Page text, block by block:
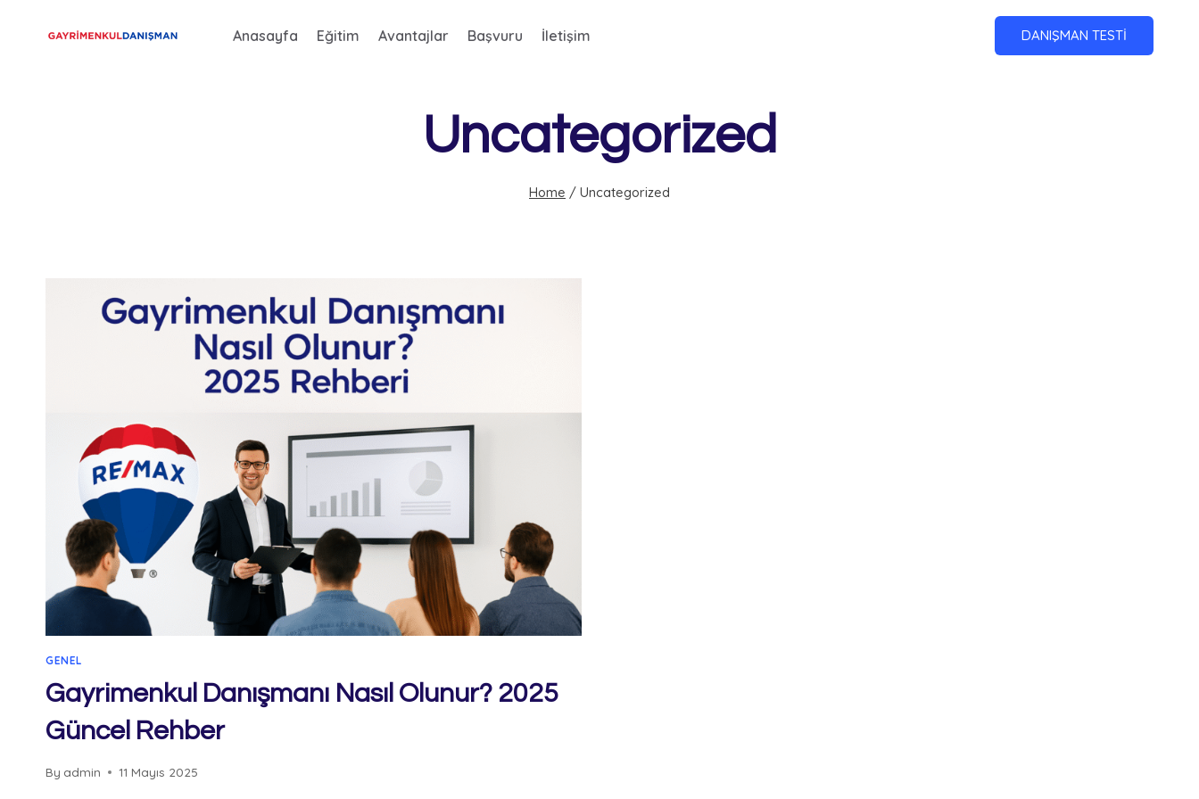
Anasayfa Eğitim Avantajlar Başvuru İletişim DANIŞMAN TESTİ
Uncategorized
Home / Uncategorized
GENEL
Gayrimenkul Danışmanı Nasıl Olunur? 2025
Güncel Rehber
By admin 11 Mayıs 2025